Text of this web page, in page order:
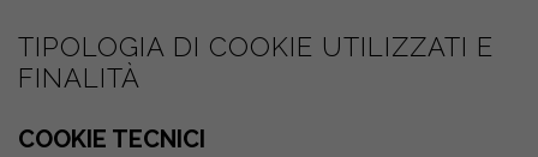
TIPOLOGIA DI COOKIE UTILIZZATI E
FINALITÀ
COOKIE TECNICI